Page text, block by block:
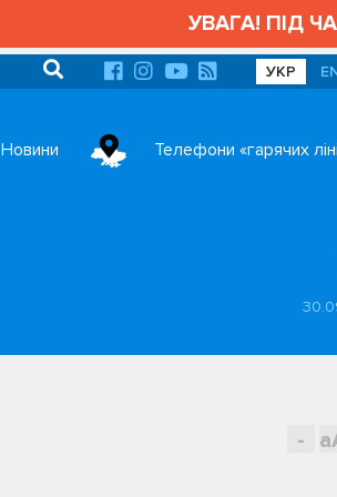
УВАГА! ПІД ЧАС
УКР
Новини Телефони «гарячих
-